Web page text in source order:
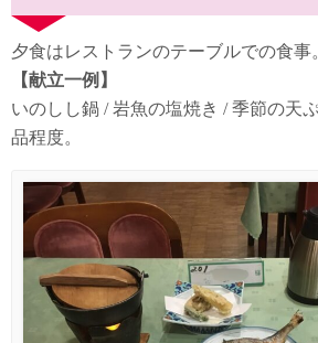
夕食はレストランのテーブルでの食事
【献立一例】
いのしし鍋 / 岩魚の塩焼き / 季節の天
品程度。